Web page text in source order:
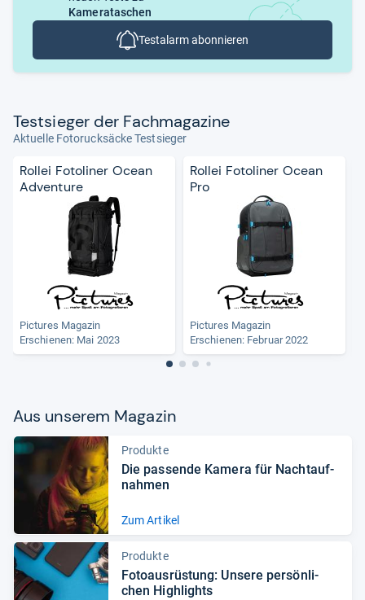
Kamerataschen
Testalarm abonnieren
Test­sie­ger der Fach­ma­ga­zine
Aktuelle Fotorucksäcke Testsieger
Rollei Fotoliner Ocean
Adventure
Pictures Magazin
Erschienen: Mai 2023
Rollei Fotoliner Ocean
Pro
Pictures Magazin
Erschienen: Februar 2022
Aus unse­rem Maga­zin
Produkte
Die pas­sende Kamera für Nacht­auf­
nah­men
Zum Artikel
Produkte
Foto­aus­rüs­tung: Unsere per­sön­li­
chen High­lights